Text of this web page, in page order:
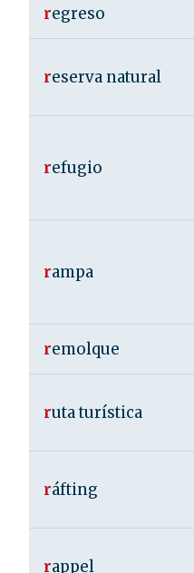
regreso
reserva natural
refugio
rampa
remolque
ruta turística
ráfting
rappel